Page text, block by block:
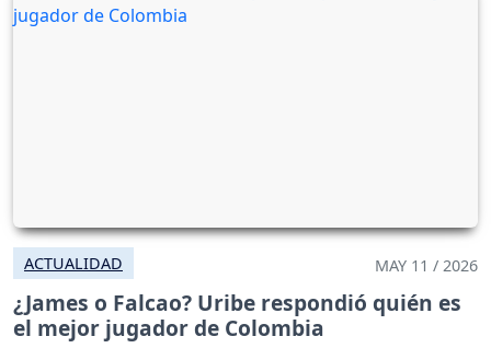
ACTUALIDAD MAY 11 / 2026
¿James o Falcao? Uribe respondió quién es
el mejor jugador de Colombia